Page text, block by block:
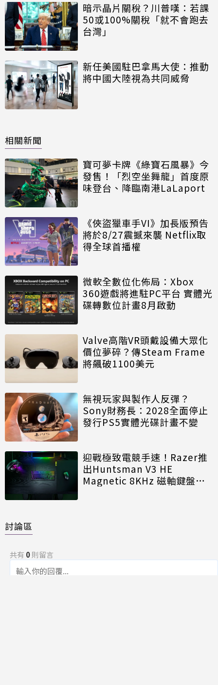
暗示晶片關稅？川普嘆：若課
50或100%關稅「就不會跑去
台灣」
新任美國駐巴拿馬大使：推動
將中國大陸視為共同威脅
相關新聞
寶可夢卡牌《綠寶石風暴》今
發售！「烈空坐舞龍」首度原
味登台、降臨南港LaLaport
《俠盜獵車手VI》加長版預告
將於8/27震撼來襲 Netflix取
得全球首播權
微軟全數位化佈局：Xbox
360遊戲將進駐PC平台 實體光
碟轉數位計畫8月啟動
Valve高階VR頭戴設備大眾化
價位夢碎？傳Steam Frame
將飆破1100美元
無視玩家與製作人反彈？
Sony財務長：2028全面停止
發行PS5實體光碟計畫不變
迎戰極致電競手速！Razer推
出Huntsman V3 HE
Magnetic 8KHz 磁軸鍵盤效
討論區
共有 0則留言